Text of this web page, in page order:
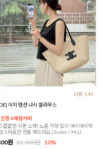
리뷰:143
이지 텐션 나시 블라우스
증 #체형커버
쫀쫀한 쉬폰 소재! 노출 걱정 없이 여리여리하
스러움만 연출 해드려요 (2color / M,L)
원 32,000원 10%